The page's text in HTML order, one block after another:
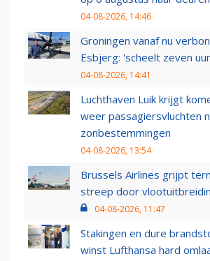
04-08-2026, 14:46
Groningen vanaf nu
Esbjerg: 'scheelt zeven
04-08-2026, 14:41
Luchthaven Luik krijgt
weer passagiersvluchten
zonbestemmingen
04-08-2026, 13:54
Brussels Airlines grijpt
streep door
04-08-2026, 11:47
Stakingen en dure
winst Lufthansa hard